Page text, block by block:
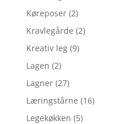
Køreposer (2)
Kravlegårde (2)
Kreativ leg (9)
Lagen (2)
Lagner (27)
Læringstårne (16)
Legekøkken (5)